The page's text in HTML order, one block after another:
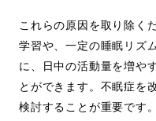
これらの原因を取り除く
学習や、一定の睡眠リズ
に、日中の活動量を増や
とができます。不眠症を
検討することが重要です。